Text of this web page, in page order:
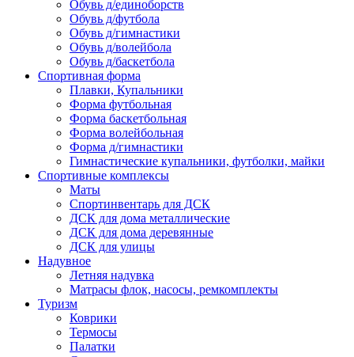
Обувь д/единоборств
Обувь д/футбола
Обувь д/гимнастики
Обувь д/волейбола
Обувь д/баскетбола
Спортивная форма
Плавки, Купальники
Форма футбольная
Форма баскетбольная
Форма волейбольная
Форма д/гимнастики
Гимнастические купальники, футболки, майки
Спортивные комплексы
Маты
Спортинвентарь для ДСК
ДСК для дома металлические
ДСК для дома деревянные
ДСК для улицы
Надувное
Летняя надувка
Матрасы флок, насосы, ремкомплекты
Туризм
Коврики
Термосы
Палатки